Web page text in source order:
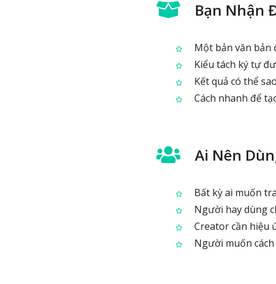
Bạn Nhận
Một bản văn bản
Kiểu tách ký tự
Kết quả có thể
Cách nhanh để
Ai Nên
Bất kỳ ai muốn
Người hay dùng
Creator cần hiệu
Người muốn